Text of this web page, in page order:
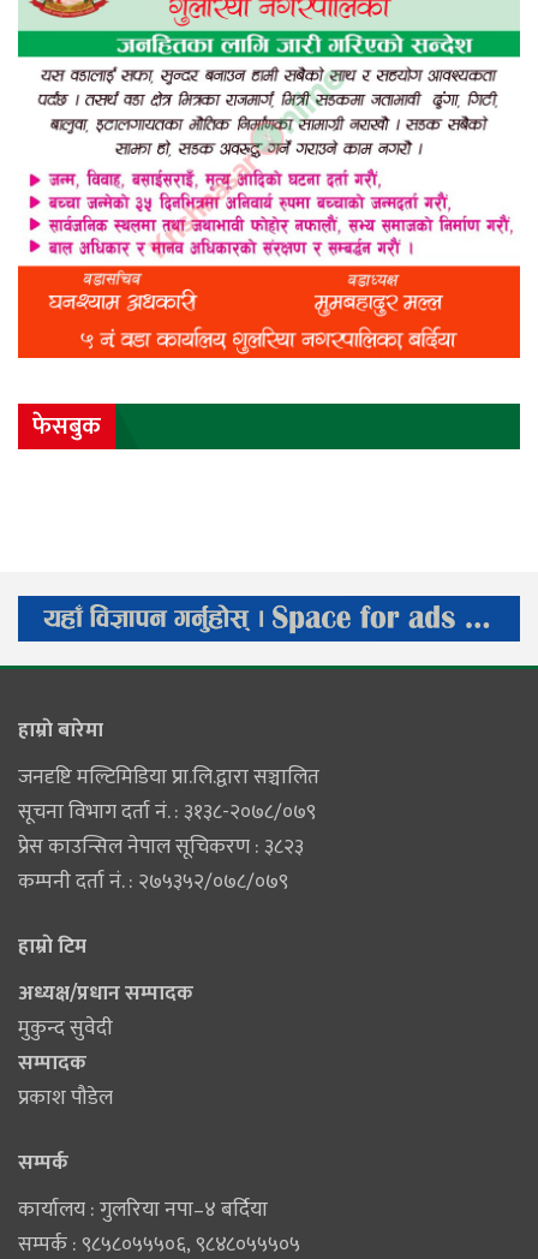
फेसबुक
हाम्राे बारेमा
जनदृष्टि मल्टिमिडिया प्रा.लि.द्वारा सञ्चालित
सूचना विभाग दर्ता नं. : ३१३८-२०७८/०७९
प्रेस काउन्सिल नेपाल सूचिकरण : ३८२३
कम्पनी दर्ता नं. : २७५३५२/०७८/०७९
हाम्राे टिम
अध्यक्ष/प्रधान सम्पादक
मुकुन्द सुवेदी
सम्पादक
प्रकाश पौडेल
सम्पर्क
कार्यालय : गुलरिया नपा–४ बर्दिया
सम्पर्क : ९८५८०५५५०६‚ ९८४८०५५५०५